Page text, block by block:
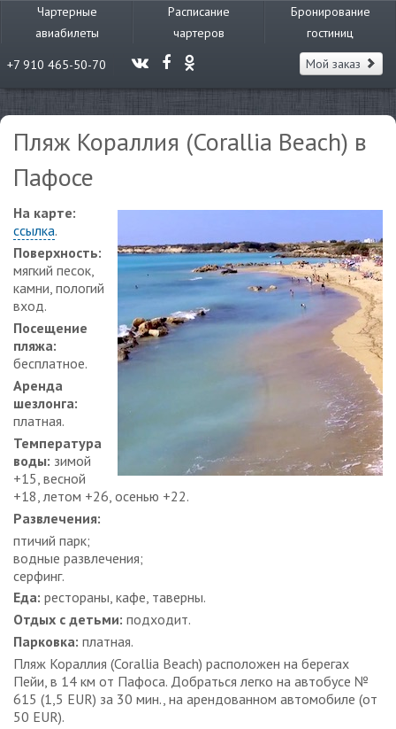
Чартерные
авиабилеты
Расписание
чартеров
Бронирование
гостиниц
+7 910 465-50-70
Мой заказ
Пляж Кораллия (Corallia Beach) в
Пафосе
На карте:
ссылка.
Поверхность:
мягкий песок,
камни, пологий
вход.
Посещение
пляжа:
бесплатное.
Аренда
шезлонга:
платная.
Температура
воды: зимой
+15, весной
+18, летом +26, осенью +22.
Развлечения:
птичий парк;
водные развлечения;
серфинг.
Еда: рестораны, кафе, таверны.
Отдых с детьми: подходит.
Парковка: платная.
Пляж Кораллия (Corallia Beach) расположен на берегах
Пейи, в 14 км от Пафоса. Добраться легко на автобусе №
615 (1,5 EUR) за 30 мин., на арендованном автомобиле (от
50 EUR).